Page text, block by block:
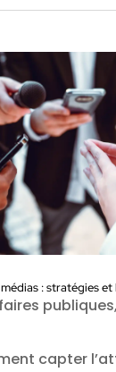
: stratégies
publiques,
capter